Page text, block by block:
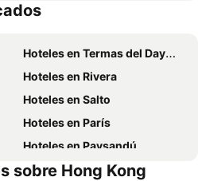
Hoteles en Maldonado
Hoteles en Termas del Dayman
Hoteles en Rivera
Hoteles en Salto
Hoteles en París
Hoteles en Paysandú
Hoteles en Chuy
sobre Hong Kong